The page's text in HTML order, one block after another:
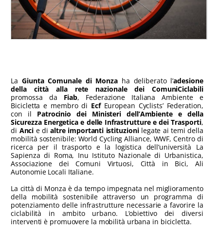
LaGiunta Comunale di Monza ha deliberato l’adesione
della città alla rete nazionale dei ComuniCiclabili
promossa da Fiab, Federazione Italiana Ambiente e
Bicicletta e membro di EcfEuropean Cyclists’ Federation,
con il Patrocinio dei Ministeri dell’Ambiente e della
Sicurezza Energetica e delle Infrastrutture e dei Trasporti,
di Anci e dialtre importanti istituzionilegate ai temi della
mobilità sostenibile: World Cycling Alliance, WWF, Centro di
ricerca per il trasporto e la logistica dell’università La
Sapienza di Roma, Inu Istituto Nazionale di Urbanistica,
Associazione dei Comuni Virtuosi, Città in Bici, Ali
Autonomie Locali Italiane.
La città di Monza è da tempo impegnata nel miglioramento
della mobilità sostenibile attraverso un programma di
potenziamento delle infrastrutture necessarie a favorire la
ciclabilità in ambito urbano. L’obiettivo dei diversi
interventi è promuovere la mobilità urbana in bicicletta.